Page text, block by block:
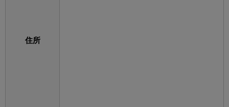
住所